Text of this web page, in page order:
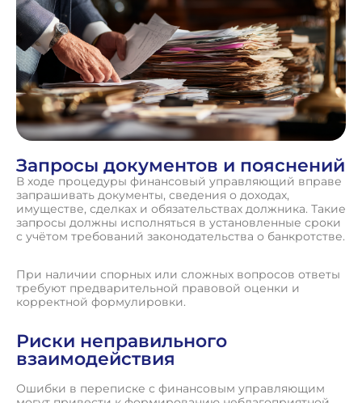
Запросы документов и пояснений
В ходе процедуры финансовый управляющий вправе
запрашивать документы, сведения о доходах,
имуществе, сделках и обязательствах должника. Такие
запросы должны исполняться в установленные сроки
с учётом требований законодательства о банкротстве.
При наличии спорных или сложных вопросов ответы
требуют предварительной правовой оценки и
корректной формулировки.
Риски неправильного
взаимодействия
Ошибки в переписке с финансовым управляющим